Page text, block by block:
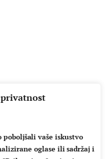
vaše iskustvo
oglase ili sadržaj i
UVJETI KORIŠTENJA